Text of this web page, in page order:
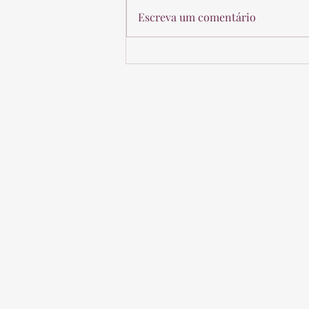
Novo Entendimento da
Escreva um comentário